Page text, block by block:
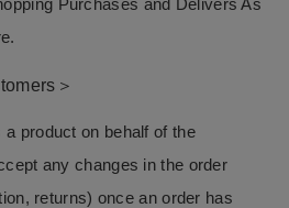
＞
product on behalf of the
any changes in the order
returns) once an order has